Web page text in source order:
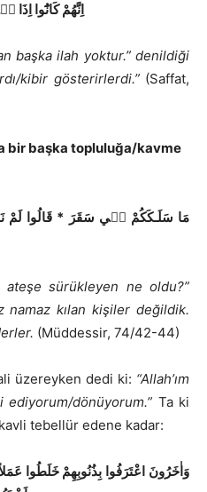
اِنَّهُمْ كَانُٓوا اِذَا
başka ilah yoktur.” denildiği
kibir gösterirlerdi.”(Saffat,
bir başka topluluğa/kavme
مَا سَلَـكَكُمْ ف۪ي سَقَرَ * قَالُوا
ateşe sürükleyen ne oldu?”
namaz kılan kişiler değildik.
(Müddessir, 74/42-44)
üzereyken dedi ki: “Allah’ım
dönüyorum.” Ta ki
tebellür edene kadar:
وَاٰخَرُونَ اعْتَرَفُوا بِذُنُوبِهِمْ خَلَطُوا